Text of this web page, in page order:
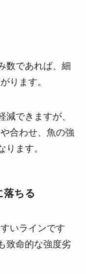
数であれば、細
ります。
減できますが、
合わせ、魚の強
ます。
落ちる
いラインです
致命的な強度劣